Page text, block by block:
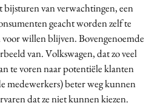
bijsturen van verwachtingen, een
geacht worden zelf te
willen blijven. Bovengenoemde
van. Volkswagen, dat zo veel
te voren naar potentiële klanten
medewerkers) beter weg kunnen
dat ze niet kunnen kiezen.